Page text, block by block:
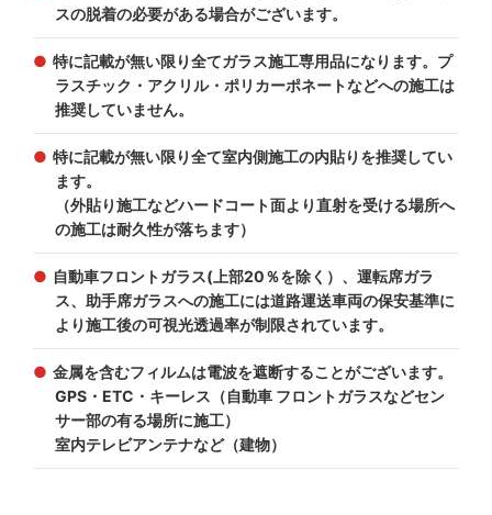
スの脱着の必要がある場合がございます。
特に記載が無い限り全てガラス施工専用品になります。プ
ラスチック・アクリル・ポリカーポネートなどへの施工は
推奨していません。
特に記載が無い限り全て室内側施工の内貼りを推奨してい
ます。
（外貼り施工などハードコート面より直射を受ける場所へ
の施工は耐久性が落ちます）
自動車フロントガラス(上部20％を除く）、運転席ガラ
ス、助手席ガラスへの施工には道路運送車両の保安基準に
より施工後の可視光透過率が制限されています。
金属を含むフィルムは電波を遮断することがございます。
GPS・ETC・キーレス（自動車 フロントガラスなどセン
サー部の有る場所に施工）
室内テレビアンテナなど（建物）